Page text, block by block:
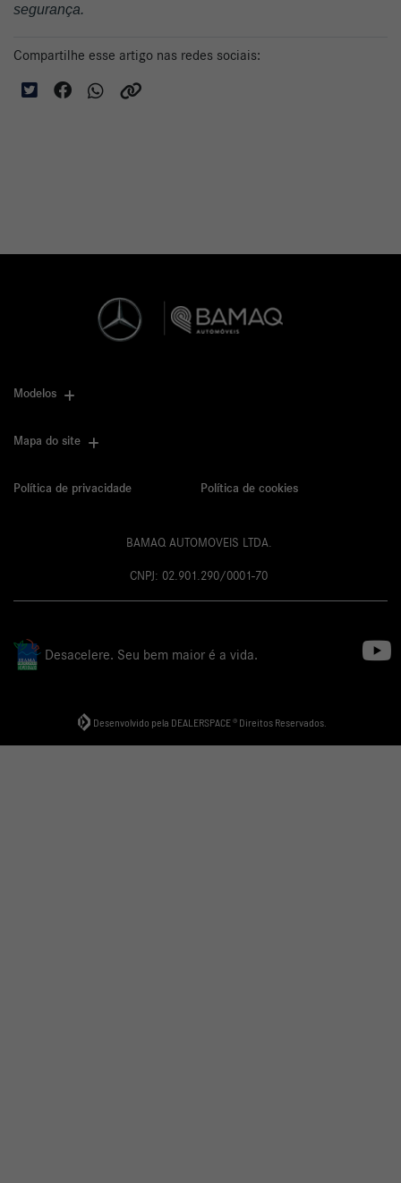
segurança.
Compartilhe esse artigo nas redes sociais:
Modelos
Mapa do site
Política de privacidade Política de cookies
BAMAQ AUTOMOVEIS LTDA.
CNPJ: 02.901.290/0001-70
Desacelere. Seu bem maior é a vida.
Desenvolvido pela DEALERSPACE ® Direitos Reservados.